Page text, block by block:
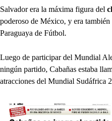
Salvador era la máxima figura del
poderoso de México, y era
Paraguaya de Fútbol.
Luego de participar del Mundial
ningún partido, Cabañas estaba
atracciones del Mundial Sudáfrica